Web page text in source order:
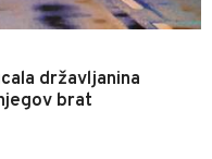
državljanina
brat